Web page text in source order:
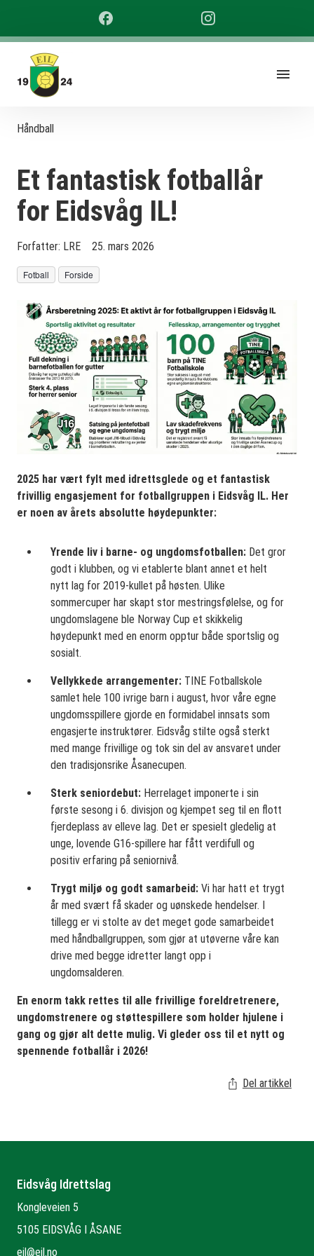
Håndball
Et fantastisk fotballår
for Eidsvåg IL!
Forfatter: LRE 25. mars 2026
Fotball Forside
2025 har vært fylt med idrettsglede og et fantastisk
frivillig engasjement for fotballgruppen i Eidsvåg IL. Her
er noen av årets absolutte høydepunkter:
Yrende liv i barne- og ungdomsfotballen: Det gror
godt i klubben, og vi etablerte blant annet et helt
nytt lag for 2019-kullet på høsten. Ulike
sommercuper har skapt stor mestringsfølelse, og for
ungdomslagene ble Norway Cup et skikkelig
høydepunkt med en enorm opptur både sportslig og
sosialt.
Vellykkede arrangementer: TINE Fotballskole
samlet hele 100 ivrige barn i august, hvor våre egne
ungdomsspillere gjorde en formidabel innsats som
engasjerte instruktører. Eidsvåg stilte også sterkt
med mange frivillige og tok sin del av ansvaret under
den tradisjonsrike Åsanecupen.
Sterk seniordebut: Herrelaget imponerte i sin
første sesong i 6. divisjon og kjempet seg til en flott
fjerdeplass av elleve lag. Det er spesielt gledelig at
unge, lovende G16-spillere har fått verdifull og
positiv erfaring på seniornivå.
Trygt miljø og godt samarbeid: Vi har hatt et trygt
år med svært få skader og uønskede hendelser. I
tillegg er vi stolte av det meget gode samarbeidet
med håndballgruppen, som gjør at utøverne våre kan
drive med begge idretter langt opp i
ungdomsalderen.
En enorm takk rettes til alle frivillige foreldretrenere,
ungdomstrenere og støttespillere som holder hjulene i
gang og gjør alt dette mulig. Vi gleder oss til et nytt og
spennende fotballår i 2026!
Del artikkel
Eidsvåg Idrettslag
Kongleveien 5
5105 EIDSVÅG I ÅSANE
eil@eil.no